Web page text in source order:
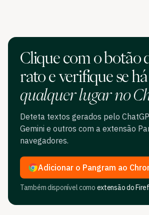
Clique com o botão
rato e verifique se
qualquer lugar no
Deteta textos gerados pelo
Gemini e outros com a extensão
navegadores.
Adicionar o Pangram ao
Também disponível como extensão do